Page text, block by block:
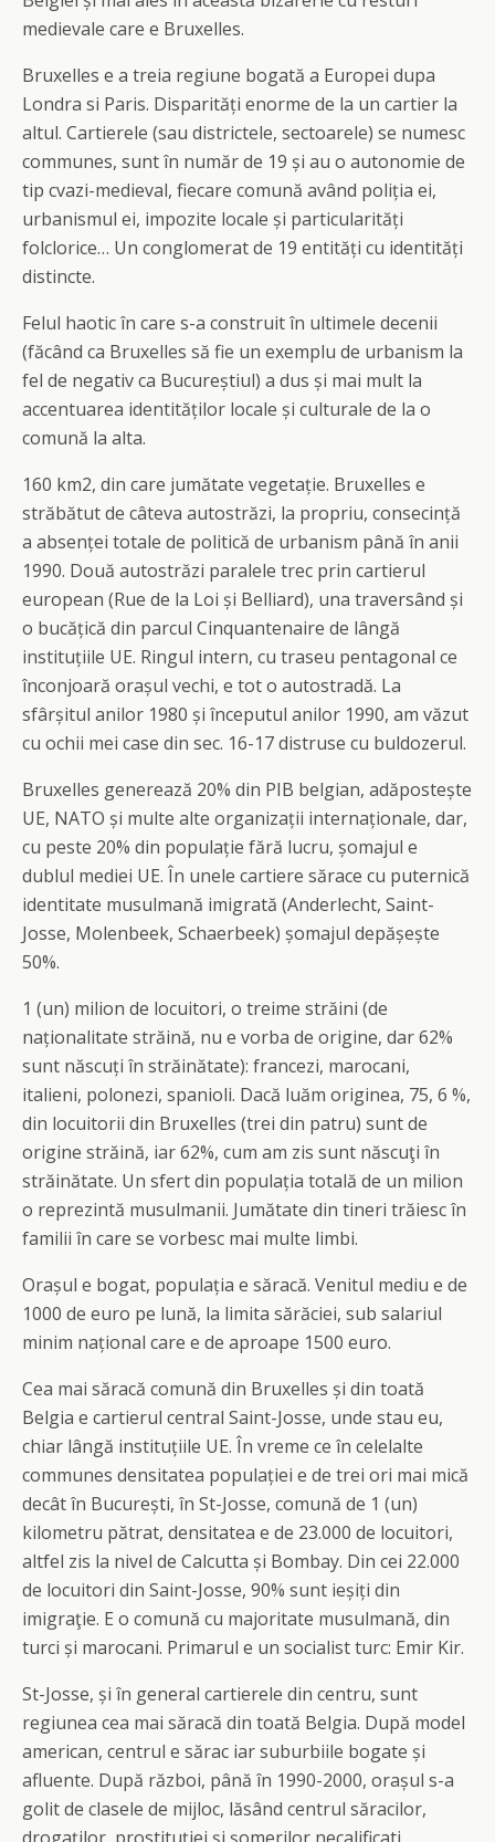
medievale care e Bruxelles.
Bruxelles e a treia regiune bogată a Europei dupa
Londra si Paris. Disparități enorme de la un cartier la
altul. Cartierele (sau districtele, sectoarele) se numesc
communes, sunt în număr de 19 și au o autonomie de
tip cvazi-medieval, fiecare comună având poliția ei,
urbanismul ei, impozite locale și particularități
folclorice… Un conglomerat de 19 entități cu identități
distincte.
Felul haotic în care s-a construit în ultimele decenii
(făcând ca Bruxelles să fie un exemplu de urbanism la
fel de negativ ca Bucureștiul) a dus și mai mult la
accentuarea identităților locale și culturale de la o
comună la alta.
160 km2, din care jumătate vegetație. Bruxelles e
străbătut de câteva autostrăzi, la propriu, consecință
a absenței totale de politică de urbanism până în anii
1990. Două autostrăzi paralele trec prin cartierul
european (Rue de la Loi și Belliard), una traversând și
o bucățică din parcul Cinquantenaire de lângă
instituțiile UE. Ringul intern, cu traseu pentagonal ce
înconjoară orașul vechi, e tot o autostradă. La
sfârșitul anilor 1980 și începutul anilor 1990, am văzut
cu ochii mei case din sec. 16-17 distruse cu buldozerul.
Bruxelles generează 20% din PIB belgian, adăpostește
UE, NATO și multe alte organizații internaționale, dar,
cu peste 20% din populație fără lucru, șomajul e
dublul mediei UE. În unele cartiere sărace cu puternică
identitate musulmană imigrată (Anderlecht, Saint-
Josse, Molenbeek, Schaerbeek) șomajul depășește
50%.
1 (un) milion de locuitori, o treime străini (de
naționalitate străină, nu e vorba de origine, dar 62%
sunt născuți în străinătate): francezi, marocani,
italieni, polonezi, spanioli. Dacă luăm originea, 75, 6 %,
din locuitorii din Bruxelles (trei din patru) sunt de
origine străină, iar 62%, cum am zis sunt născuţi în
străinătate. Un sfert din populația totală de un milion
o reprezintă musulmanii. Jumătate din tineri trăiesc în
familii în care se vorbesc mai multe limbi.
Orașul e bogat, populația e săracă. Venitul mediu e de
1000 de euro pe lună, la limita sărăciei, sub salariul
minim național care e de aproape 1500 euro.
Cea mai săracă comună din Bruxelles și din toată
Belgia e cartierul central Saint-Josse, unde stau eu,
chiar lângă instituțiile UE. În vreme ce în celelalte
communes densitatea populației e de trei ori mai mică
decât în București, în St-Josse, comună de 1 (un)
kilometru pătrat, densitatea e de 23.000 de locuitori,
altfel zis la nivel de Calcutta și Bombay. Din cei 22.000
de locuitori din Saint-Josse, 90% sunt ieșiți din
imigraţie. E o comună cu majoritate musulmană, din
turci și marocani. Primarul e un socialist turc: Emir Kir.
St-Josse, și în general cartierele din centru, sunt
regiunea cea mai săracă din toată Belgia. După model
american, centrul e sărac iar suburbiile bogate și
afluente. După război, până în 1990-2000, orașul s-a
golit de clasele de mijloc, lăsând centrul săracilor,